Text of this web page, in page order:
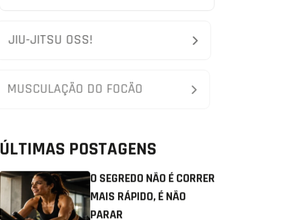
JIU-JITSU OSS!
MUSCULAÇÃO DO FOCÃO
ÚLTIMAS POSTAGENS
O SEGREDO NÃO É CORRER
MAIS RÁPIDO, É NÃO
PARAR